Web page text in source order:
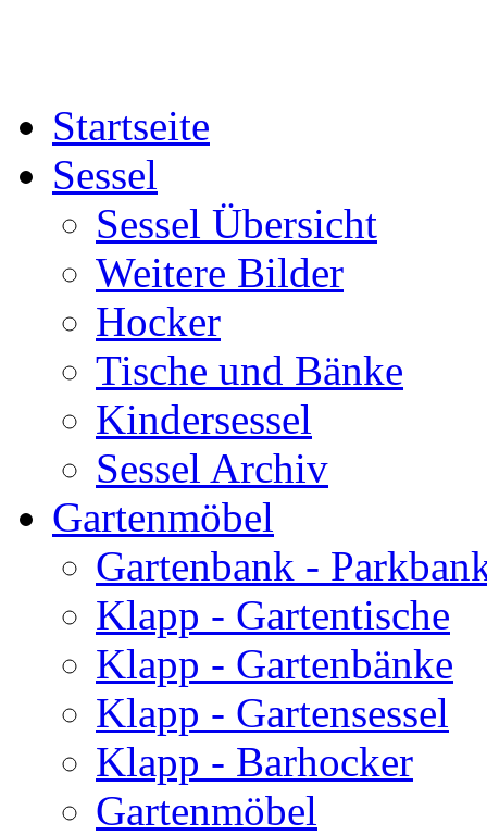
Startseite
Sessel
Sessel Übersicht
Weitere Bilder
Hocker
Tische und Bänke
Kindersessel
Sessel Archiv
Gartenmöbel
Gartenbank -
Klapp - Gartentische
Klapp - Gartenbänke
Klapp - Gartensessel
Klapp - Barhocker
Gartenmöbel